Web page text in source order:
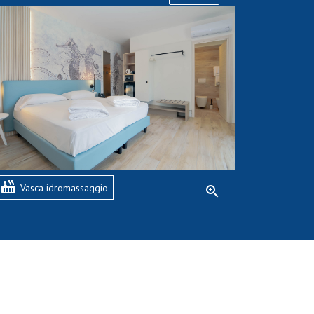
hot_tub Vasca idromassaggio zoom_in